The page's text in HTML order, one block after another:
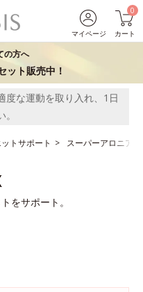
マイページ
0
カート
の方へ
ット販売中！
な運動を取り入れ、1日
トサポート スーパーアロニアEX
をサポート。